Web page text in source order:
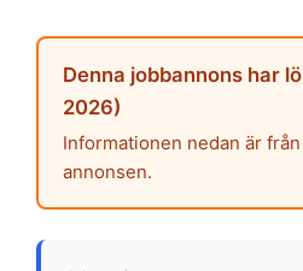
Denna jobbannons har
2026)
Informationen nedan är
annonsen.